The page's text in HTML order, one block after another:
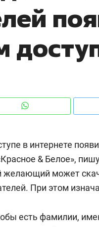
в интернете
& Белое»,
желающий может
При этом
есть фамилии,
надо знать аксакалов и
Оман?
150 камер